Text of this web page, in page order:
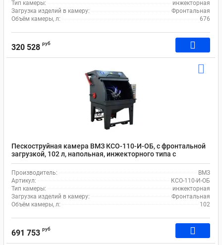
Тип камеры:
инжекторная
Загрузка изделий в камеру:
Фронтальная
Объём камеры, л:
676
320 528 руб
Пескоструйная камера ВМЗ КСО-110-И-ОБ, с фронтальной
загрузкой, 102 л, напольная, инжекторного типа с
барабаном
Производитель:
ВМЗ
Артикул:
КСО-110-И-ОБ
Тип камеры:
инжекторная
Загрузка изделий в камеру:
Фронтальная
Объём камеры, л:
102
691 753 руб